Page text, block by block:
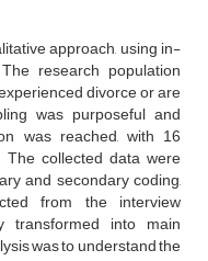
approach, using in-
research population
divorce or are
was purposeful and
was reached, with 16
The collected data were
and secondary coding,
from the interview
transformed into main
was to understand the